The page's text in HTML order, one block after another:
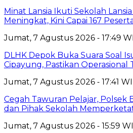
Minat Lansia Ikuti Sekolah
Meningkat, Kini Capai 167
Jumat, 7 Agustus 2026 - 17:49
DLHK Depok Buka Suara Soal
Cipayung, Pastikan Operasional
Jumat, 7 Agustus 2026 - 17:41
Cegah Tawuran Pelajar, Polsek
dan Pihak Sekolah
Jumat, 7 Agustus 2026 - 15:59